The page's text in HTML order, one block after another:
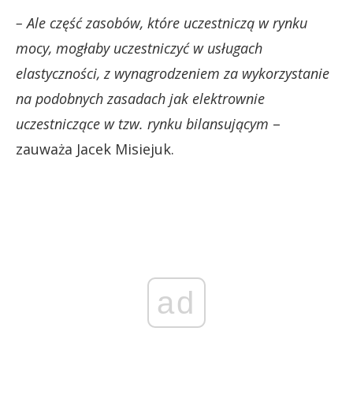
– Ale część zasobów, które uczestniczą w rynku
mocy, mogłaby uczestniczyć w usługach
elastyczności, z wynagrodzeniem za wykorzystanie
na podobnych zasadach jak elektrownie
uczestniczące w tzw. rynku bilansującym –
zauważa Jacek Misiejuk.
ad